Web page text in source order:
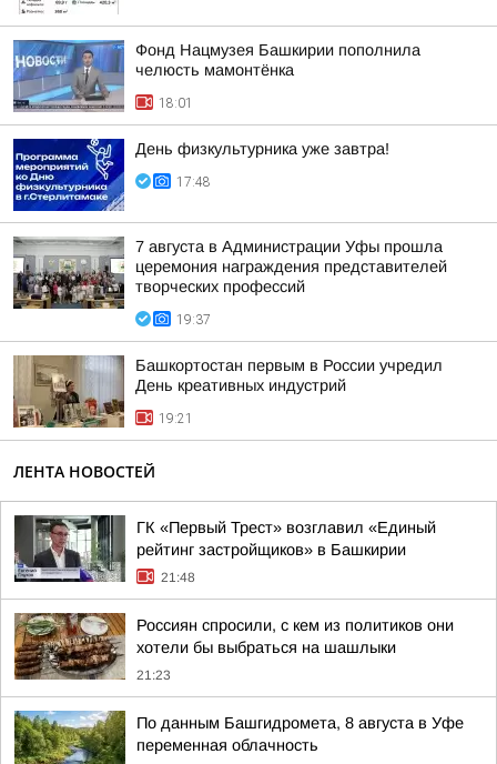
Фонд Нацмузея Башкирии пополнила
челюсть мамонтёнка
18:01
День физкультурника уже завтра!
17:48
7 августа в Администрации Уфы прошла
церемония награждения представителей
творческих профессий
19:37
Башкортостан первым в России учредил
День креативных индустрий
19:21
ЛЕНТА НОВОСТЕЙ
ГК «Первый Трест» возглавил «Единый
рейтинг застройщиков» в Башкирии
21:48
Россиян спросили, с кем из политиков они
хотели бы выбраться на шашлыки
21:23
По данным Башгидромета, 8 августа в Уфе
переменная облачность